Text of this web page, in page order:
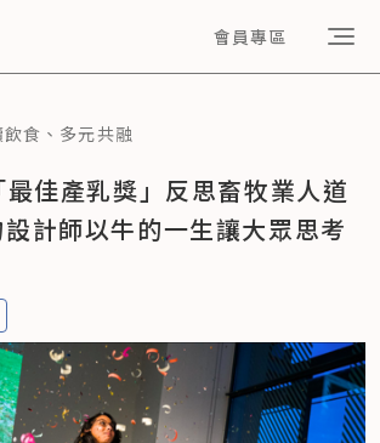
會員專區
食 、 多元共融
佳產乳獎」反思畜牧業人道
計師以牛的一生讓大眾思考